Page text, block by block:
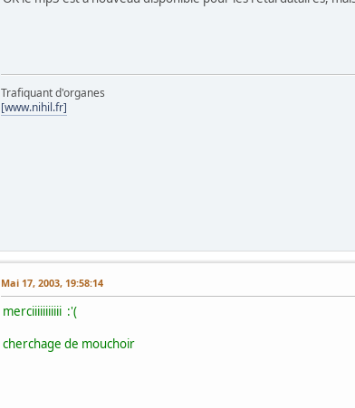
Trafiquant d'organes
[www.nihil.fr]
Mai 17, 2003, 19:58:14
merciiiiiiiiiii :'(
cherchage de mouchoir